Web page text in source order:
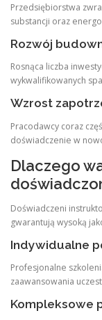
Przedsiębiorstwa
substancji oraz
Rozwój
Rosnąca liczba
wykwalifikowanych
Wzrost
Pracodawcy coraz
doświadczenie w
Dlaczego
Doświadczeni
gwarantują wysoką
Indywidualne
Profesjonalne
zaawansowania
Kompleksowe